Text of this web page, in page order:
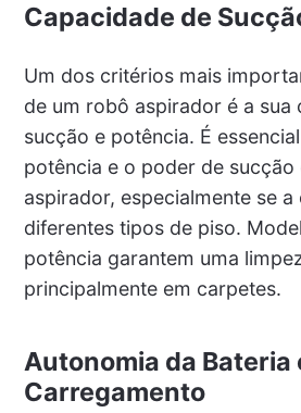
Capacidade de
Um dos critérios mais
de um robô aspirador é a sua
sucção e potência. É
potência e o poder de
aspirador, especialmente se a
diferentes tipos de piso.
potência garantem uma
principalmente em carpetes.
Autonomia da Bateria
Carregamento